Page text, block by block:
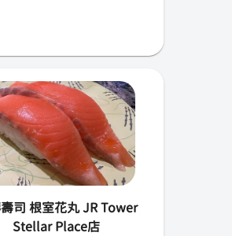
司 根室花丸 JR Tower
Stellar Place店